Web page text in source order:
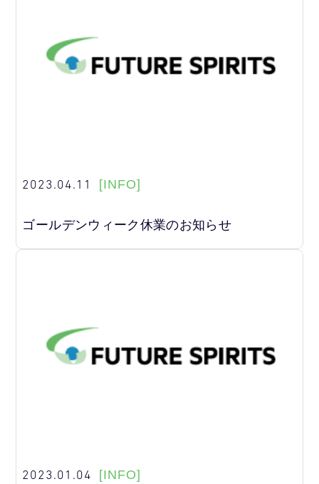
2023.04.11 [INFO]
ゴールデンウィーク休業のお知らせ
2023.01.04 [INFO]